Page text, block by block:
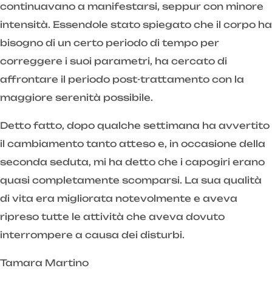
continuavano a manifestarsi, seppur con minore
intensità. Essendole stato spiegato che il corpo ha
bisogno di un certo periodo di tempo per
correggere i suoi parametri, ha cercato di
affrontare il periodo post-trattamento con la
maggiore serenità possibile.
Detto fatto, dopo qualche settimana ha avvertito
il cambiamento tanto atteso e, in occasione della
seconda seduta, mi ha detto che i capogiri erano
quasi completamente scomparsi. La sua qualità
di vita era migliorata notevolmente e aveva
ripreso tutte le attività che aveva dovuto
interrompere a causa dei disturbi.
Tamara Martino